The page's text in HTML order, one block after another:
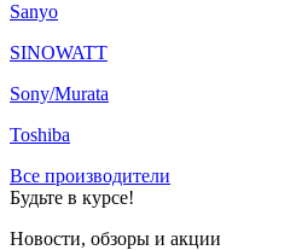
Sanyo
SINOWATT
Sony/Murata
Toshiba
Все производители
Будьте в курсе!
Новости, обзоры и акции